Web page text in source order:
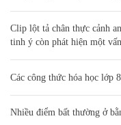
Clip lột tả chân thực cảnh
tinh ý còn phát hiện một
Các công thức hóa học lớp
Nhiều điểm bất thường ở